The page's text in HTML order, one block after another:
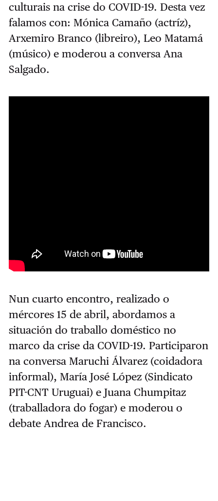
culturais na crise do COVID-19. Desta vez
falamos con: Mónica Camaño (actríz),
Arxemiro Branco (libreiro), Leo Matamá
(músico) e moderou a conversa Ana
Salgado.
Nun cuarto encontro, realizado o
mércores 15 de abril, abordamos a
situación do traballo doméstico no
marco da crise da COVID-19. Participaron
na conversa Maruchi Álvarez (coidadora
informal), María José López (Sindicato
PIT-CNT Uruguai) e Juana Chumpitaz
(traballadora do fogar) e moderou o
debate Andrea de Francisco.